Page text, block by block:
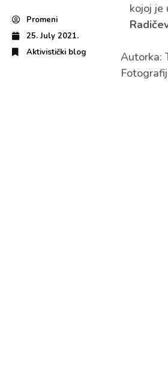
Promeni
25. July 2021.
Aktivistički blog
kojoj je
Autorka: